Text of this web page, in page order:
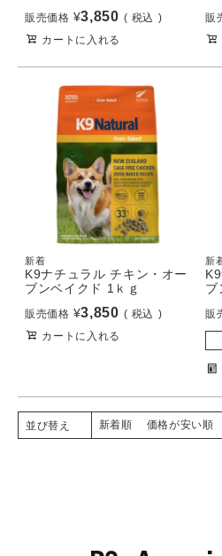
販売価格 ¥3,850
税込
カートに入れる
販
新着
K9ナチュラル チキン・オー
ブンベイクド 1ｋｇ
販売価格 ¥3,850
税込
カートに入れる
新
ブ
販
並び替え 新着順 価格が安い順